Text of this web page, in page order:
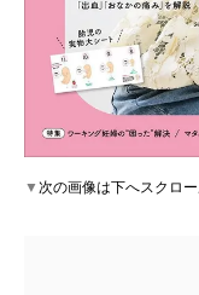
▼次の画像は下へスクロ